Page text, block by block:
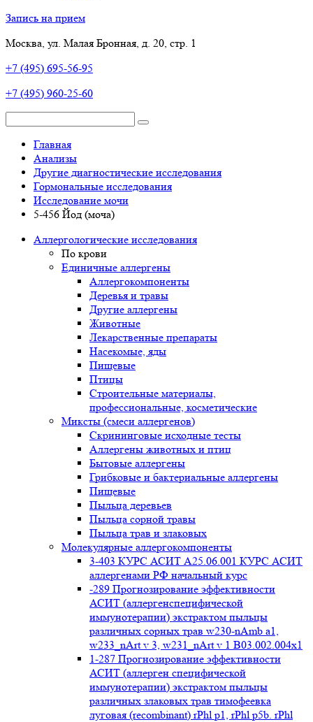
Запись на прием
Москва, ул. Малая Бронная, д. 20, стр. 1
+7 (495) 695-56-95
+7 (495) 960-25-60
Главная
Анализы
Другие диагностические исследования
Гормональные исследования
Исследование мочи
5-456 Йод (моча)
Аллергологические исследования
По крови
Единичные аллергены
Аллергокомпоненты
Деревья и травы
Другие аллергены
Животные
Лекарственные препараты
Насекомые, яды
Пищевые
Птицы
Строительные материалы,
профессиональные, косметические
Миксты (смеси аллергенов)
Cкрининговые исходные тесты
Аллергены животных и птиц
Бытовые аллергены
Грибковые и бактериальные аллергены
Пищевые
Пыльца деревьев
Пыльца сорной травы
Пыльца трав и злаковых
Молекулярные аллергокомпоненты
3-403 КУРС АСИТ А25.06.001 КУРС АСИТ
аллергенами РФ начальный курс
-289 Прогнозирование эффективности
АСИТ (аллергенспецифической
иммунотерапии) экстрактом пыльцы
различных сорных трав w230-nAmb a1,
w233_nArt v 3, w231_nArt v 1 В03.002.004x1
1-287 Прогнозирование эффективности
АСИТ (аллерген специфической
иммунотерапии) экстрактом пыльцы
различных злаковых трав тимофеевка
луговая (recombinant) rPhl p1, rPhl p5b. rPhl